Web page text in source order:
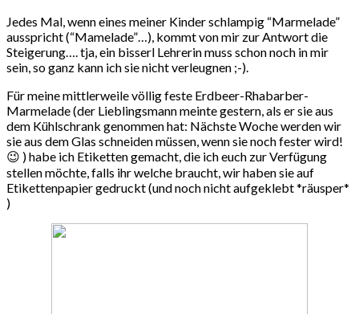
Jedes Mal, wenn eines meiner Kinder schlampig “Marmelade”
ausspricht (“Mamelade”…), kommt von mir zur Antwort die
Steigerung…. tja, ein bisserl Lehrerin muss schon noch in mir
sein, so ganz kann ich sie nicht verleugnen ;-).
Für meine mittlerweile völlig feste Erdbeer-Rhabarber-
Marmelade (der Lieblingsmann meinte gestern, als er sie aus
dem Kühlschrank genommen hat: Nächste Woche werden wir
sie aus dem Glas schneiden müssen, wenn sie noch fester wird!
😉 ) habe ich Etiketten gemacht, die ich euch zur Verfügung
stellen möchte, falls ihr welche braucht, wir haben sie auf
Etikettenpapier gedruckt (und noch nicht aufgeklebt *räusper*
)